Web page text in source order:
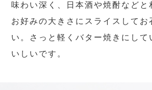
味わい深く、日本酒や焼酎などと
お好みの大きさにスライスしてお
い。さっと軽くバター焼きにして
いしいです。